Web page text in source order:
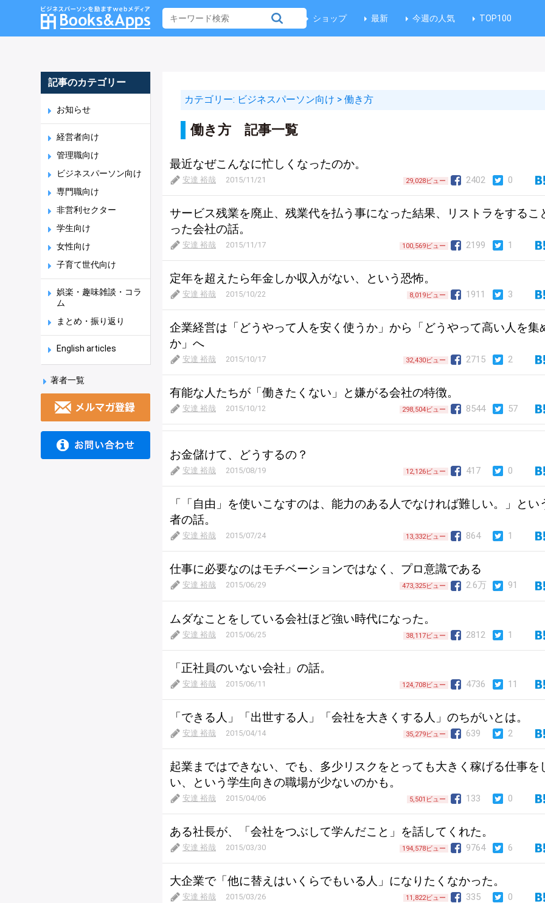
ショップ 最新 今週の人気 TOP100
記事のカテゴリー
お知らせ
経営者向け
管理職向け
ビジネスパーソン向け
専門職向け
非営利セクター
学生向け
女性向け
子育て世代向け
娯楽・趣味雑談・コラ
ム
まとめ・振り返り
English articles
著者一覧
カテゴリー: ビジネスパーソン向け > 働き方
働き方 記事一覧
最近なぜこんなに忙しくなったのか。
安達 裕哉 2015/11/21 29,028ビュー 2402 0
サービス残業を廃止、残業代を払う事になった結果、リストラをするこ
った会社の話。
安達 裕哉 2015/11/17 100,569ビュー 2199 1
定年を超えたら年金しか収入がない、という恐怖。
安達 裕哉 2015/10/22 8,019ビュー 1911 3
企業経営は「どうやって人を安く使うか」から「どうやって高い人を集
か」へ
安達 裕哉 2015/10/17 32,430ビュー 2715 2
有能な人たちが「働きたくない」と嫌がる会社の特徴。
安達 裕哉 2015/10/12 298,504ビュー 8544 57
お金儲けて、どうするの？
安達 裕哉 2015/08/19 12,126ビュー 417 0
「「自由」を使いこなすのは、能力のある人でなければ難しい。」とい
者の話。
安達 裕哉 2015/07/24 13,332ビュー 864 1
仕事に必要なのはモチベーションではなく、プロ意識である
安達 裕哉 2015/06/29 473,325ビュー 2.6万 91
ムダなことをしている会社ほど強い時代になった。
安達 裕哉 2015/06/25 38,117ビュー 2812 1
「正社員のいない会社」の話。
安達 裕哉 2015/06/11 124,708ビュー 4736 11
「できる人」「出世する人」「会社を大きくする人」のちがいとは。
安達 裕哉 2015/04/14 35,279ビュー 639 2
起業まではできない、でも、多少リスクをとっても大きく稼げる仕事を
い、という学生向きの職場が少ないのかも。
安達 裕哉 2015/04/06 5,501ビュー 133 0
ある社長が、「会社をつぶして学んだこと」を話してくれた。
安達 裕哉 2015/03/30 194,578ビュー 9764 6
大企業で「他に替えはいくらでもいる人」になりたくなかった。
安達 裕哉 2015/03/26 11,822ビュー 335 0